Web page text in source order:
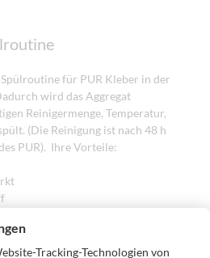
für PUR Kleber in der
wird das Aggregat
Reinigermenge, Temperatur,
(Die Reinigung ist nach 48 h
PUR). Ihre Vorteile: